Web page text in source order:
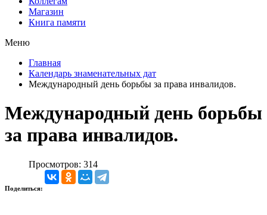
Магазин
Книга памяти
Меню
Главная
Календарь знаменательных дат
Международный день борьбы за права инвалидов.
Международный день борьбы
за права инвалидов.
Просмотров: 314
Поделиться: